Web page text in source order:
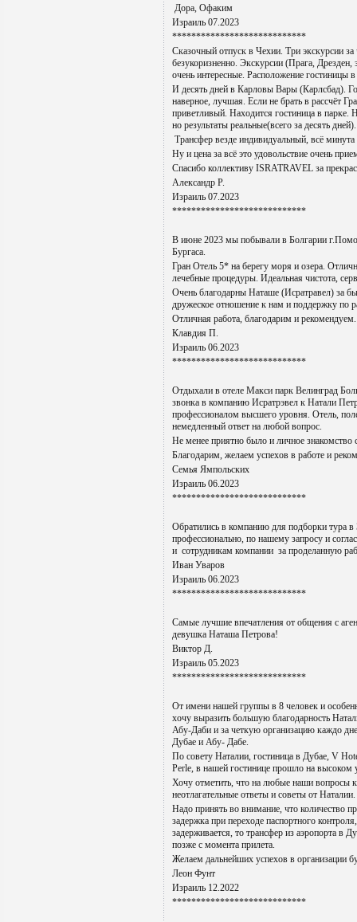
Дора, Офаким
Израиль 07.2023
****************************
Сказочный отпуск в Чехии. Три экскурсии
безукоризненно. Экскурсии (Прага,
очень интересные. Расположение гостиницы
И десять дней в Карловы Вары (Карлсбад).
наверное, лучшая. Если не брать в рассчёт
приветливый. Находится гостиница в
но результаты реальные(всего за десять дней).
Трансфер везде индивидуальный, всё
Ну и цена за всё это удовольствие очень
Спасибо коллективу ISRATRAVEL за
Александр Р.
Израиль 07.2023
****************************
В июне 2023 мы побывали в Болгарии
Бургаса.
Гран Отель 5* на берегу моря и озера.
лечебные процедуры. Идеальная чистота,
Очень благодарны Наташе (Исратравел) за
дружеское отношение к нам и поддержку
Отличная работа, благодарим и рекомендуем.
Клавдия П.
Израиль 06.2023
****************************
Отдыхали в отеле Макси парк Велинград
звонка в компанию Исратрэвел к Натали
профессионалом высшего уровня. Отель,
немедленный ответ на любой вопрос.
Не менее приятно было и личное
Благодарим, желаем успехов в работе и
Семья Ямпольских
Израиль 06.2023
****************************
Обратились в компанию для подборки тура
профессионально, по нашему запросу и
и сотрудникам компании за проделанную
Иван Уваров
Израиль 06.2023
****************************
Самые лучшие впечатления от общения с
девушка Наташа Петрова!
Виктор Д.
Израиль 05.2023
****************************
От имени нашей группы в 8 человек и
хочу выразить большую благодарность
Абу-Даби и за четкую организацию каждо
Дубае и Абу- Дабе.
По совету Наталии, гостиница в Дубае, V
Perle, в нашей гостинице прошло на высоком
Хочу отметить, что на любые наши вопросы
неотлагательные ответы и советы от Наталии.
Надо принять во внимание, что количество
задержка при переходе паспортного
задерживается, то трансфер из аэропорта в
позже с момента прилета.
Желаем дальнейших успехов в организации
Леон Фунт
Израиль 12.2022
****************************